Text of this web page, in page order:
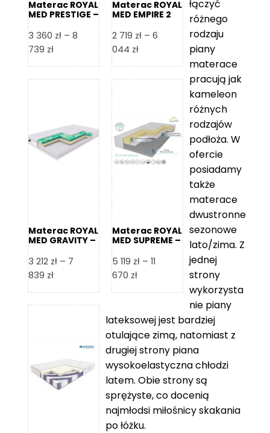
Materac ROYAL
MED PRESTIGE –
3 360 zł – 8
739 złZakres
od
8
739 zł
Materac ROYAL
MED EMPIRE 2
2 719 zł – 6
044 złZakres
od
6
044 zł
Materac ROYAL
MED GRAVITY –
3 212 zł – 7
839 złZakres
od
839 zł
Materac ROYAL
MED SUPREME –
5 119 zł – 11
670 złZakres
5
119 zł
do
670 zł
łączyć
różnego
rodzaju
piany
materace
pracują jak
kameleon
różnych
rodzajów
podłoża. W
ofercie
posiadamy
także
materace
dwustronne
sezonowe
lato/zima. Z
jednej
strony
wykorzysta
nie piany
lateksowej jest bardziej
otulające zimą, natomiast z
drugiej strony piana
wysokoelastyczna chłodzi
latem. Obie strony są
sprężyste, co docenią
najmłodsi miłośnicy skakania
po łóżku.